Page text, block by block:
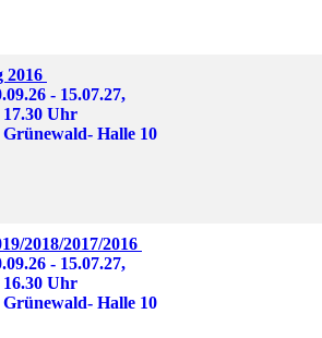
2016
- 15.07.27,
17.30 Uhr
Halle 10
2018/2017/2016
- 15.07.27,
16.30 Uhr
Halle 10